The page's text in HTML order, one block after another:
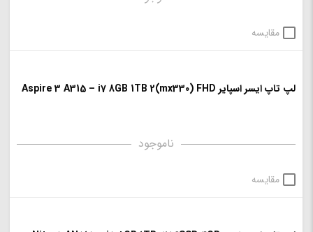
مقایسه
لپ تاپ ایسر اسپایر Aspire 3 A315 – i7 8GB 1TB 2(mx330) FHD
ناموجود
مقایسه